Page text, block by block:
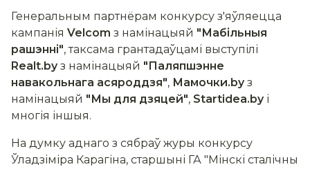
Генеральным партнёрам конкурсу з'яўляецца
кампанія Velcom з намінацыяй "Мабільныя
рашэнні", таксама грантадаўцамі выступілі
Realt.byз намінацыяй "Паляпшэнне
навакольнага асяроддзя", Мамочки.byз
намінацыяй "Мы для дзяцей", Startidea.byі
многія іншыя.
На думку аднаго з сябраў журы конкурсу
Ўладзіміра Карагіна, старшыні ГА "Мінскі сталічны